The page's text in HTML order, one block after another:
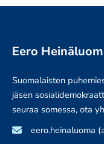
Eero
Suomalaisten
jäsen
seuraa somessa, ota
eero.heinaluoma